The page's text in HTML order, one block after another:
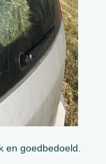
en goedbedoeld.